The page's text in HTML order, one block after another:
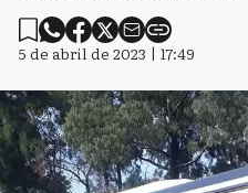
5 de abril de 2023 | 17:49